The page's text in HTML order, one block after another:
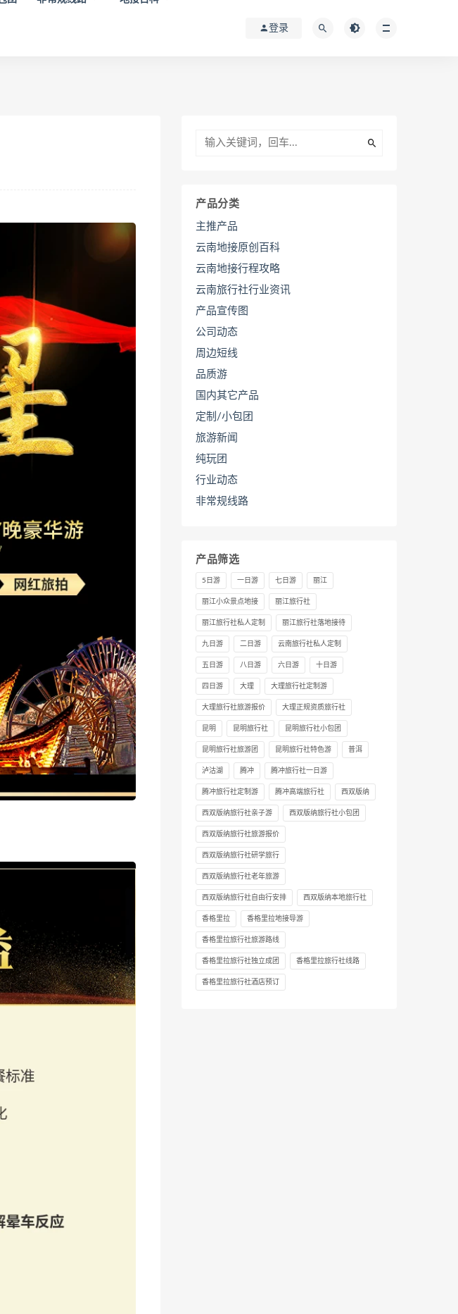
登录
产品分类
主推产品
云南地接原创百科
云南地接行程攻略
云南旅行社行业资讯
产品宣传图
公司动态
周边短线
品质游
国内其它产品
定制/小包团
旅游新闻
纯玩团
行业动态
非常规线路
产品筛选
5日游 一日游 七日游 丽江
丽江小众景点地接 丽江旅行社
丽江旅行社私人定制 丽江旅行社落地接待
九日游 二日游 云南旅行社私人定制
五日游 八日游 六日游 十日游
四日游 大理 大理旅行社定制游
大理旅行社旅游报价 大理正规资质旅行社
昆明 昆明旅行社 昆明旅行社小包团
昆明旅行社旅游团 昆明旅行社特色游 普洱
泸沽湖 腾冲 腾冲旅行社一日游
腾冲旅行社定制游 腾冲高端旅行社 西双版纳
西双版纳旅行社亲子游 西双版纳旅行社小包团
西双版纳旅行社旅游报价
西双版纳旅行社研学旅行
西双版纳旅行社老年旅游
西双版纳旅行社自由行安排 西双版纳本地旅行社
香格里拉 香格里拉地接导游
香格里拉旅行社旅游路线
香格里拉旅行社独立成团 香格里拉旅行社线路
香格里拉旅行社酒店预订